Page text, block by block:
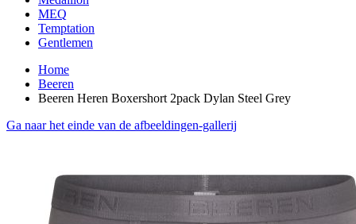
MEQ
Temptation
Gentlemen
Home
Beeren
Beeren Heren Boxershort 2pack Dylan Steel Grey
Ga naar het einde van de afbeeldingen-gallerij